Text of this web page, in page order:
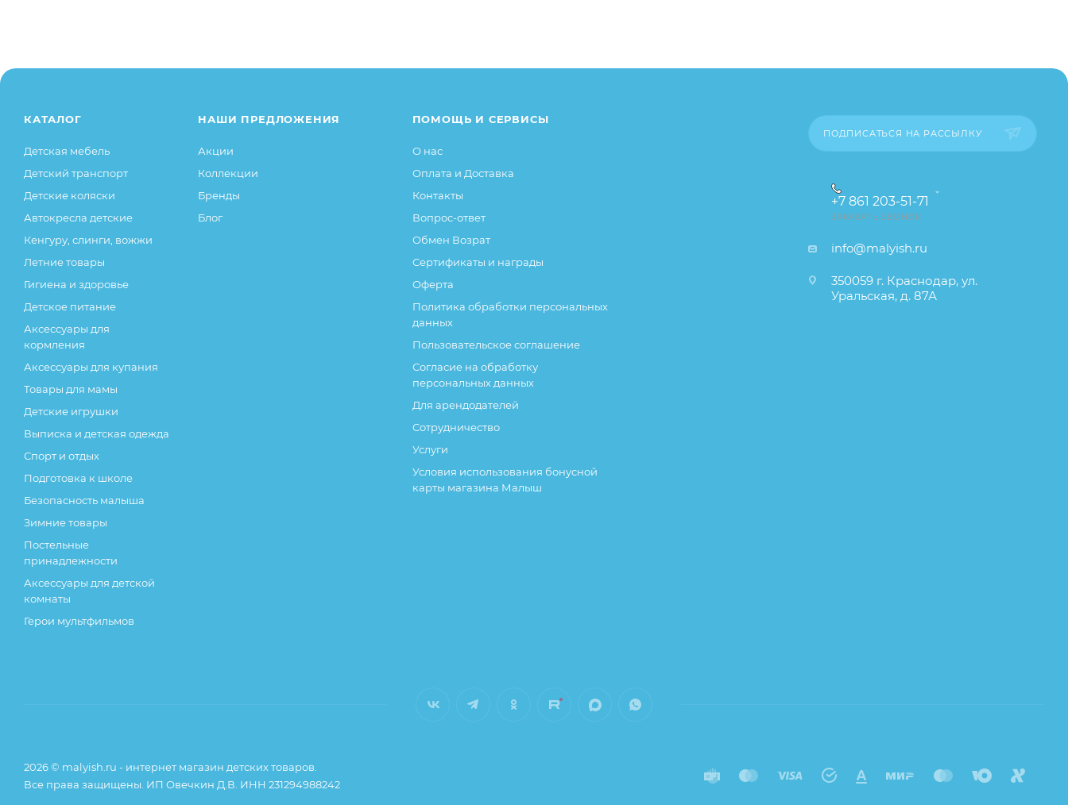
КАТАЛОГ
Детская мебель
Детский транспорт
Детские коляски
Автокресла детские
Кенгуру, слинги, вожжи
Летние товары
Гигиена и здоровье
Детское питание
Аксессуары для
кормления
Аксессуары для купания
Товары для мамы
Детские игрушки
Выписка и детская одежда
Спорт и отдых
Подготовка к школе
Безопасность малыша
Зимние товары
Постельные
принадлежности
Аксессуары для детской
комнаты
Герои мультфильмов
НАШИ ПРЕДЛОЖЕНИЯ
Акции
Коллекции
Бренды
Блог
ПОМОЩЬ И СЕРВИСЫ
О нас
Оплата и Доставка
Контакты
Вопрос-ответ
Обмен Возрат
Сертификаты и награды
Оферта
Политика обработки персональных
данных
Пользовательское соглашение
Согласие на обработку
персональных данных
Для арендодателей
Сотрудничество
Услуги
Условия использования бонусной
карты магазина Малыш
ПОДПИСАТЬСЯ НА РАССЫЛКУ
+7 861 203-51-71
ЗАКАЗАТЬ ЗВОНОК
info@malyish.ru
350059 г. Краснодар, ул.
Уральская, д. 87А
2026 © malyish.ru - интернет магазин детских товаров.
Все права защищены. ИП Овечкин Д.В. ИНН 231294988242